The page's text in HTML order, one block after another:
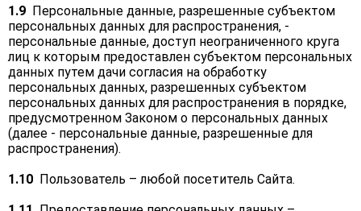
1.9 Персональные данные, разрешенные субъектом
персональных данных для распространения, -
персональные данные, доступ неограниченного круга
лиц к которым предоставлен субъектом персональных
данных путем дачи согласия на обработку
персональных данных, разрешенных субъектом
персональных данных для распространения в порядке,
предусмотренном Законом о персональных данных
(далее - персональные данные, разрешенные для
распространения).
1.10 Пользователь – любой посетитель Сайта.